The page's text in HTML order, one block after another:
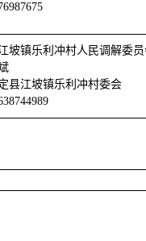
坡镇乐利冲村人民调解委
县江坡镇乐利冲村委会